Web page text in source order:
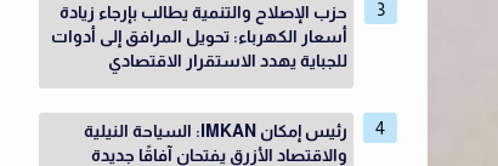
حزب الإصلاح والتنمية يطالب بإرجاء زيادة
أسعار الكهرباء: تحويل المرافق إلى أدوات
للجباية يهدد الاستقرار الاقتصادي
رئيس إمكان IMKAN: السياحة النيلية
والاقتصاد الأزرق يفتحان آفاقًا جديدة